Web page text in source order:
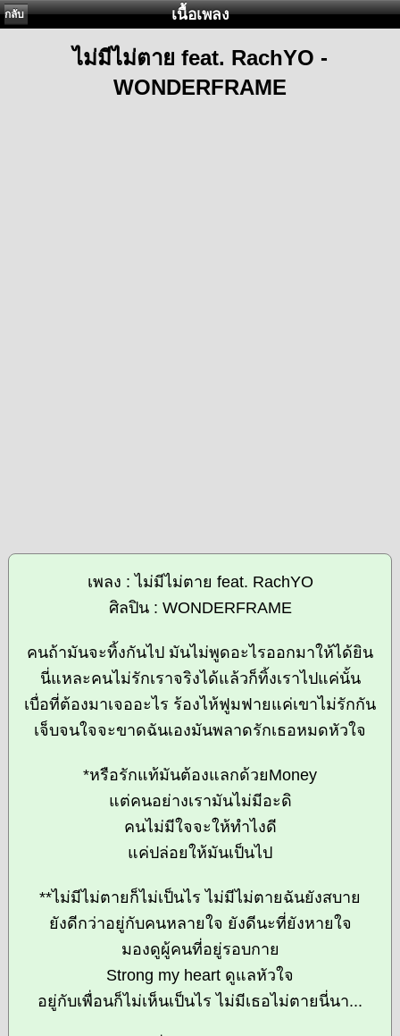
กลับ เนื้อเพลง
ไม่มีไม่ตาย feat. RachYO -
WONDERFRAME
เพลง : ไม่มีไม่ตาย feat. RachYO
ศิลปิน : WONDERFRAME
คนถ้ามันจะทิ้งกันไป มันไม่พูดอะไรออกมาให้ได้ยิน
นี่แหละคนไม่รักเราจริงได้แล้วก็ทิ้งเราไปแค่นั้น
เบื่อที่ต้องมาเจออะไร ร้องไห้ฟูมฟายแค่เขาไม่รักกัน
เจ็บจนใจจะขาดฉันเองมันพลาดรักเธอหมดหัวใจ
*หรือรักแท้มันต้องแลกด้วยMoney
แต่คนอย่างเรามันไม่มีอะดิ
คนไม่มีใจจะให้ทำไงดี
แค่ปล่อยให้มันเป็นไป
**ไม่มีไม่ตายก็ไม่เป็นไร ไม่มีไม่ตายฉันยังสบาย
ยังดีกว่าอยู่กับคนหลายใจ ยังดีนะที่ยังหายใจ
มองดูผู้คนที่อยู่รอบกาย
Strong my heart ดูแลหัวใจ
อยู่กับเพื่อนก็ไม่เห็นเป็นไร ไม่มีเธอไม่ตายนี่นา...